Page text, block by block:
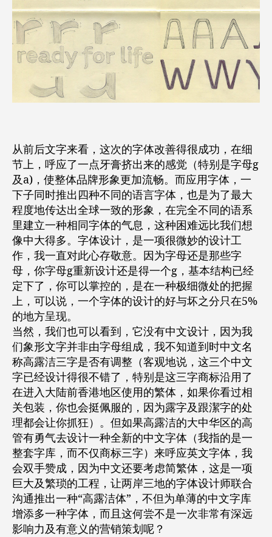
从前后文字来看，这次的字体改善得很成功，在细
节上，呼应了一点牙膏挤出来的感觉（特别是字母g
及a)，使整体品牌形象更加流畅。而应用字体，一
下子同时推出四种不同的语言字体，也是为了最大
程度地传达出全球一致的形象，在完全不同的语系
里建立一种相同字体的气息，这种困难远比我们想
像中大得多。字体设计，是一项很微妙的设计工
作，我一直对此心存敬意。因为字母还是那些字
母，你字母g重新设计还是得一个g，基本结构已经
定下了，你可以掌控的，是在一种极细微处的把握
上，可以说，一个字体的设计的好与坏之分只在5%
的地方呈现。
当然，我们也可以看到，它没有中文设计，因为我
们象形文字并非由字母组成，我不知道到时中文名
称高露洁三字是否有调整（客观地说，这三个中文
字已经设计得很不错了，特别是这三字商标沿用了
在进入大陆前香港地区使用的繁体，如果你看过相
关包装，你也会挺佩服的，因为露字及跟潔字的处
理都会让你抓狂）。但如果高露洁的大中华区的高
管有勇气去设计一种全新的中文字体（我指的是一
整套字库，而不仅商标三字）来呼应英文字体，我
会双手赞成，因为中文还要考虑简繁体，这是一项
巨大及繁琐的工程，让两岸三地的字体设计师联合
沟通推出一种“高露洁体”，不但为单薄的中文字库
增添多一种字体，而且这何尝不是一次非常有深远
影响力及有意义的营销策划呢？